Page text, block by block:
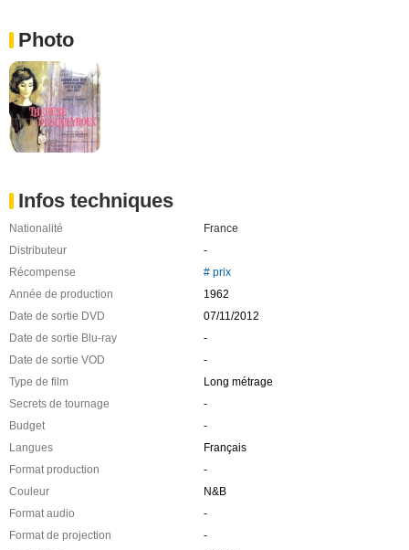
Photo
Infos techniques
Nationalité
France
Distributeur
-
Récompense
# prix
Année de production
1962
Date de sortie DVD
07/11/2012
Date de sortie Blu-ray
-
Date de sortie VOD
-
Type de film
Long métrage
Secrets de tournage
-
Budget
-
Langues
Français
Format production
-
Couleur
N&B
Format audio
-
Format de projection
-